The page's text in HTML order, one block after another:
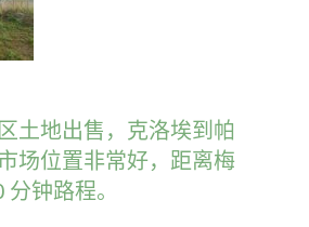
土地出售，克洛埃到帕
场位置非常好，距离梅
钟路程。